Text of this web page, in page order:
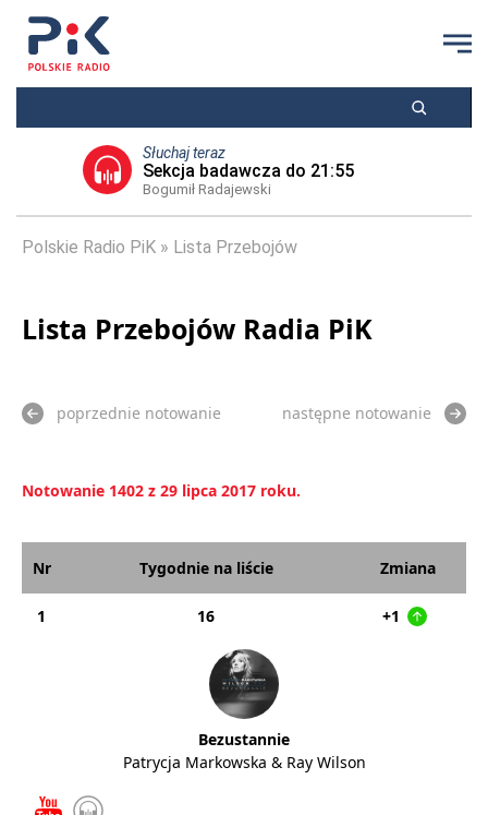
Słuchaj teraz
Sekcja badawcza do 21:55
Bogumił Radajewski
Polskie Radio PiK Lista Przebojów
Lista Przebojów Radia PiK
poprzednie notowanie następne notowanie
Notowanie 1402 z 29 lipca 2017 roku.
Nr Tygodnie na liście Zmiana
1 16 +1
Bezustannie
Patrycja Markowska & Ray Wilson